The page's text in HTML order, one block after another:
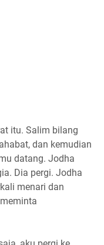
itu. Salim bilang
dan kemudian
datang. Jodha
Dia pergi. Jodha
menari dan